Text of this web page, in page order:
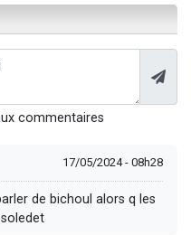
commentaires
17/05/2024 - 08h28
de bichoul alors q les